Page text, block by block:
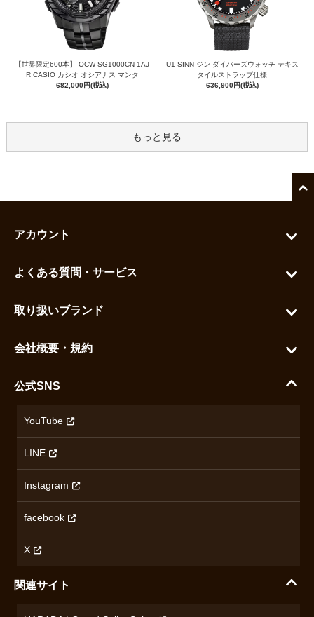
【世界限定600本】 OCW-SG1000CN-1AJ
R CASIO カシオ オシアナス マンタ
682,000円(税込)
U1 SINN ジン ダイバーズウォッチ テキス
タイルストラップ仕様
636,900円(税込)
もっと見る
アカウント
お気に入りを見る
よくある質問・サービス
ご利用ガイド
配送・送料について
ハラダの保証とアフターサービス
取り扱いブランド
セイコー
カシオ
オリエントスター
ロンジン
チューダー
ブランド一覧を見る
会社概要・規約
沿革
プライバシーポリシー
無断転載・商用利用について
コンテンツ制作ポリシーおよび生成AIの利用指針
公式SNS
YouTube
LINE
Instagram
facebook
X
関連サイト